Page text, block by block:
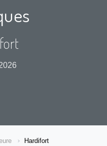
Hardifort